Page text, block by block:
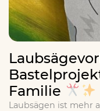
Familie
Laubsägen ist mehr